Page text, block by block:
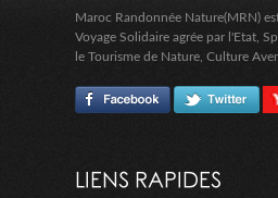
Maroc Randonnée Nature(MRN)
Voyage Solidaire agrée par l'Etat,
le Tourisme de Nature, Culture
LIENS RAPIDES